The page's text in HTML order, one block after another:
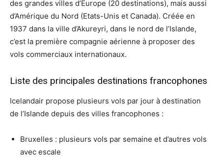
des grandes villes d’Europe (20 destinations), mais aussi
d’Amérique du Nord (Etats-Unis et Canada). Créée en
1937 dans la ville d’Akureyri, dans le nord de l’Islande,
c’est la première compagnie aérienne à proposer des
vols commerciaux internationaux.
Liste des principales destinations francophones
Icelandair propose plusieurs vols par jour à destination
de l’Islande depuis des villes francophones :
Bruxelles : plusieurs vols par semaine et d’autres vols
avec escale